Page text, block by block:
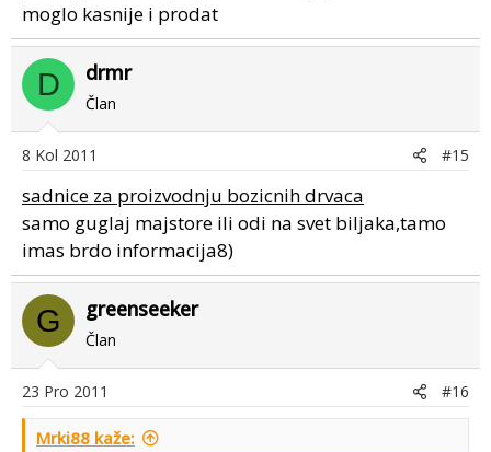
moglo kasnije i prodat
D drmr
Član
8 Kol 2011 #15
sadnice za proizvodnju bozicnih drvaca
samo guglaj majstore ili odi na svet biljaka,tamo
imas brdo informacija8)
G greenseeker
Član
23 Pro 2011 #16
Mrki88 kaže: